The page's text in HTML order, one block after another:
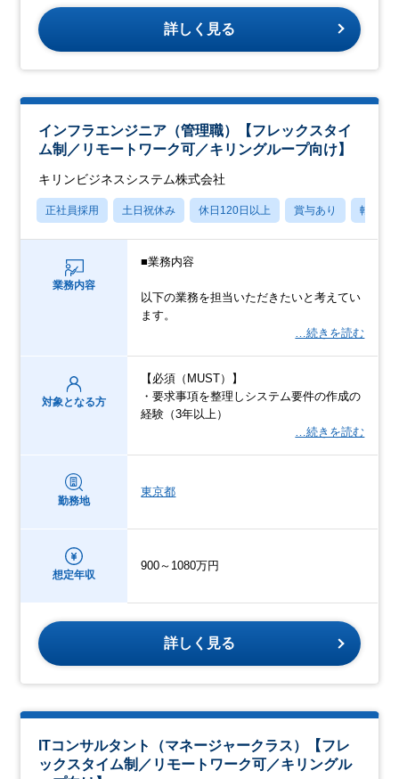
詳しく見る
インフラエンジニア（管理職）【フレックスタイ
ム制／リモートワーク可／キリングループ向け】
キリンビジネスシステム株式会社
正社員採用 土日祝休み 休日120日以上 賞与あり 転勤な
業務内容
■業務内容
以下の業務を担当いただきたいと考えてい
ます。
…続きを読む
対象となる方
【必須（MUST）】
・要求事項を整理しシステム要件の作成の
経験（3年以上）
…続きを読む
勤務地
東京都
想定年収
900～1080万円
詳しく見る
ITコンサルタント（マネージャークラス）【フレ
ックスタイム制／リモートワーク可／キリングル